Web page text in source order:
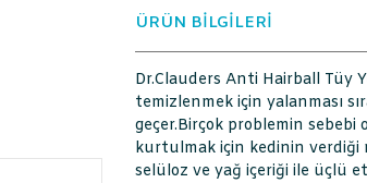
ÜRÜN BİLGİLERİ
Dr.Clauders Anti Hairball Tüy
temizlenmek için yalanması
geçer.Birçok problemin sebebi
kurtulmak için kedinin verdiği
selüloz ve yağ içeriği ile üçlü